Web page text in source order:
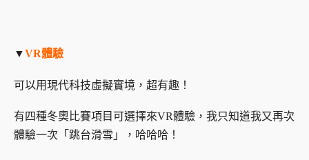
▼VR體驗
可以用現代科技虛擬實境，超有趣！
有四種冬奧比賽項目可選擇來VR體驗，我只知道我又再次
體驗一次「跳台滑雪」，哈哈哈！